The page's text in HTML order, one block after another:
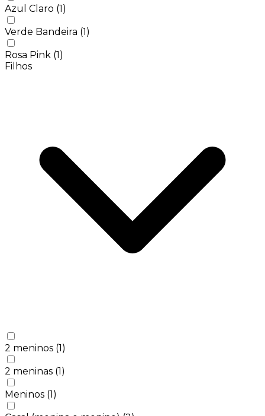
Azul Claro (1)
Verde Bandeira (1)
Rosa Pink (1)
Filhos
2 meninos (1)
2 meninas (1)
Meninos (1)